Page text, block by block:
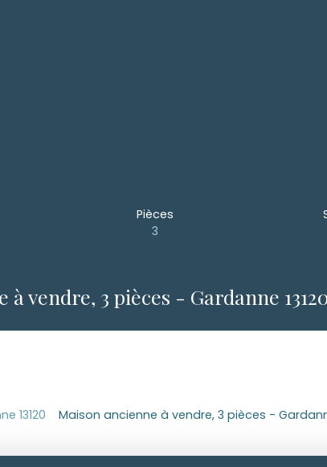
Pièces
3
vendre, 3 pièces - Gardanne
13120 Maison ancienne à vendre, 3 pièces -